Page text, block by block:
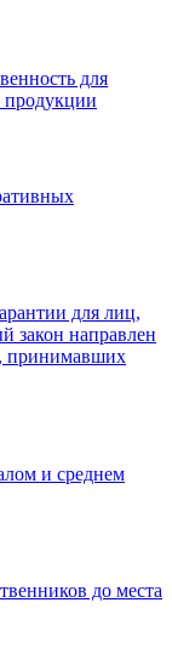
для
продукции
для лиц,
закон направлен
принимавших
и среднем
до места